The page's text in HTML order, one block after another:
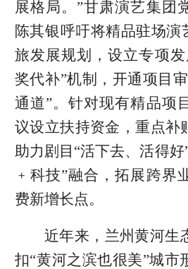
展格局。”甘肃演艺集团
陈其银呼吁将精品驻场演
旅发展规划，设立专项
奖代补”机制，开通项目
通道”。针对现有精品项
议设立扶持资金，重点补
助力剧目“活下去、活得
﹢科技”融合，拓展跨界
费新增长点。
近年来，兰州黄河生
扣“黄河之滨也很美”城市